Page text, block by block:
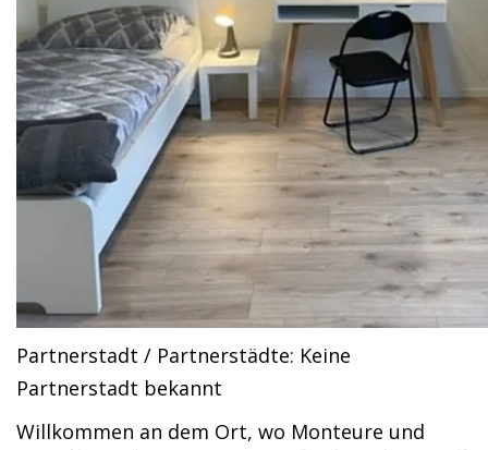
Partnerstadt / Partnerstädte: Keine
Partnerstadt bekannt
Willkommen an dem Ort, wo Monteure und